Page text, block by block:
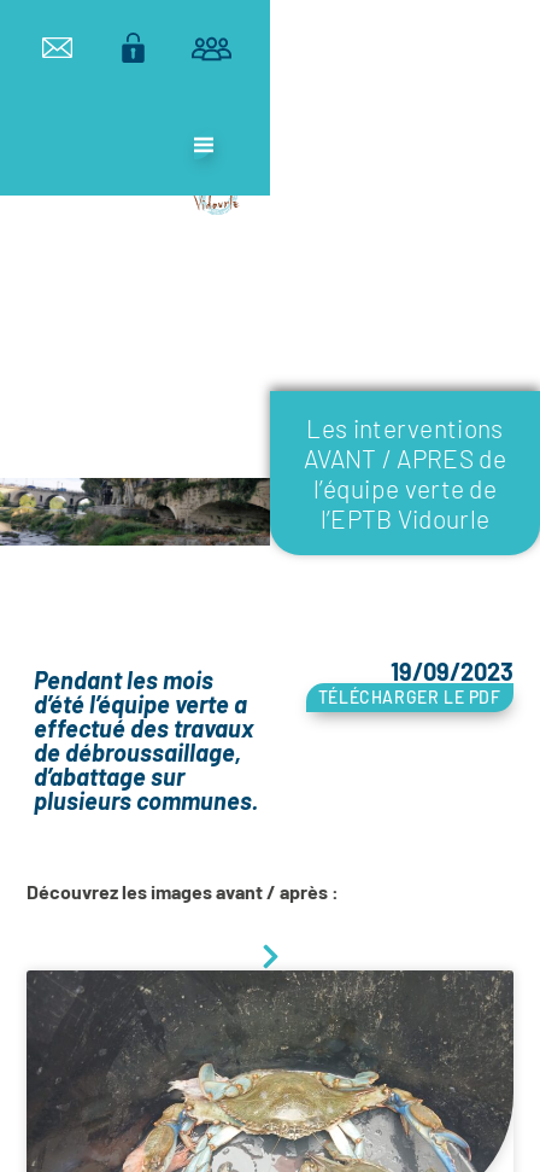
ETABLISSEMENT
PUBLIC
TERRITORIAL
Les interventions
AVANT / APRES de
l’équipe verte de
l’EPTB Vidourle
Pendant les mois
d’été l’équipe verte a
effectué des travaux
de débroussaillage,
d’abattage sur
plusieurs communes.
19/09/2023
TÉLÉCHARGER LE PDF
Découvrez les images avant / après :